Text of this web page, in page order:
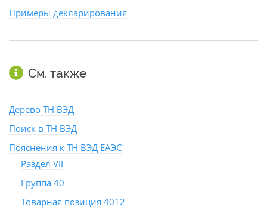
Примеры декларирования
См. также
Дерево ТН ВЭД
Поиск в ТН ВЭД
Пояснения к ТН ВЭД ЕАЭС
Раздел VII
Группа 40
Товарная позиция 4012